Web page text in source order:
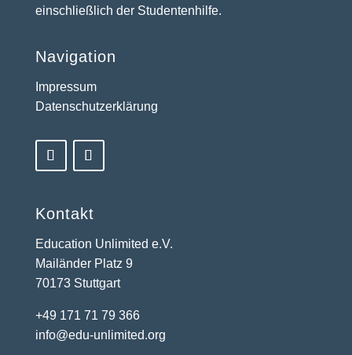
einschließlich der Studentenhilfe.
Navigation
Impressum
Datenschutzerklärung
Kontakt
Education Unlimited e.V.
Mailänder Platz 9
70173 Stuttgart
+49 171 71 79 366
info@edu-unlimited.org